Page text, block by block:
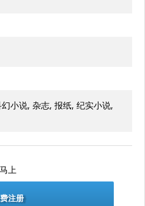
小说, 杂志, 报纸, 纪实小说,
马上
注册